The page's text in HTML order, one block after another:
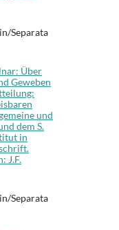
Separata
Über
Geweben
und
dem S.
in
J.F.
Separata